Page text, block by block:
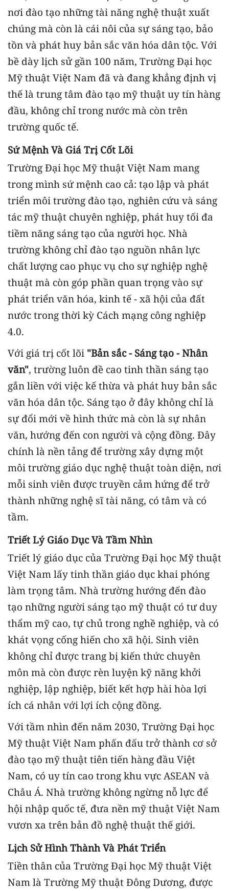
nơi đào tạo những tài năng nghệ thuật xuất
chúng mà còn là cái nôi của sự sáng tạo, bảo
tồn và phát huy bản sắc văn hóa dân tộc. Với
bề dày lịch sử gần 100 năm, Trường Đại học
Mỹ thuật Việt Nam đã và đang khẳng định vị
thế là trung tâm đào tạo mỹ thuật uy tín hàng
đầu, không chỉ trong nước mà còn trên
trường quốc tế.
Sứ Mệnh Và Giá Trị Cốt Lõi
Trường Đại học Mỹ thuật Việt Nam mang
trong mình sứ mệnh cao cả: tạo lập và phát
triển môi trường đào tạo, nghiên cứu và sáng
tác mỹ thuật chuyên nghiệp, phát huy tối đa
tiềm năng sáng tạo của người học. Nhà
trường không chỉ đào tạo nguồn nhân lực
chất lượng cao phục vụ cho sự nghiệp nghệ
thuật mà còn góp phần quan trọng vào sự
phát triển văn hóa, kinh tế - xã hội của đất
nước trong thời kỳ Cách mạng công nghiệp
4.0.
Với giá trị cốt lõi "Bản sắc - Sáng tạo - Nhân
văn", trường luôn đề cao tinh thần sáng tạo
gắn liền với việc kế thừa và phát huy bản sắc
văn hóa dân tộc. Sáng tạo ở đây không chỉ là
sự đổi mới về hình thức mà còn là sự nhân
văn, hướng đến con người và cộng đồng. Đây
chính là nền tảng để trường xây dựng một
môi trường giáo dục nghệ thuật toàn diện, nơi
mỗi sinh viên được truyền cảm hứng để trở
thành những nghệ sĩ tài năng, có tâm và có
tầm.
Triết Lý Giáo Dục Và Tầm Nhìn
Triết lý giáo dục của Trường Đại học Mỹ thuật
Việt Nam lấy tinh thần giáo dục khai phóng
làm trọng tâm. Nhà trường hướng đến đào
tạo những người sáng tạo mỹ thuật có tư duy
thẩm mỹ cao, tự chủ trong nghề nghiệp, và có
khát vọng cống hiến cho xã hội. Sinh viên
không chỉ được trang bị kiến thức chuyên
môn mà còn được rèn luyện kỹ năng khởi
nghiệp, lập nghiệp, biết kết hợp hài hòa lợi
ích cá nhân với lợi ích cộng đồng.
Với tầm nhìn đến năm 2030, Trường Đại học
Mỹ thuật Việt Nam phấn đấu trở thành cơ sở
đào tạo mỹ thuật tiên tiến hàng đầu Việt
Nam, có uy tín cao trong khu vực ASEAN và
Châu Á. Nhà trường không ngừng nỗ lực để
hội nhập quốc tế, đưa nền mỹ thuật Việt Nam
vươn xa trên bản đồ nghệ thuật thế giới.
Lịch Sử Hình Thành Và Phát Triển
Tiền thân của Trường Đại học Mỹ thuật Việt
Nam là Trường Mỹ thuật Đông Dương, được